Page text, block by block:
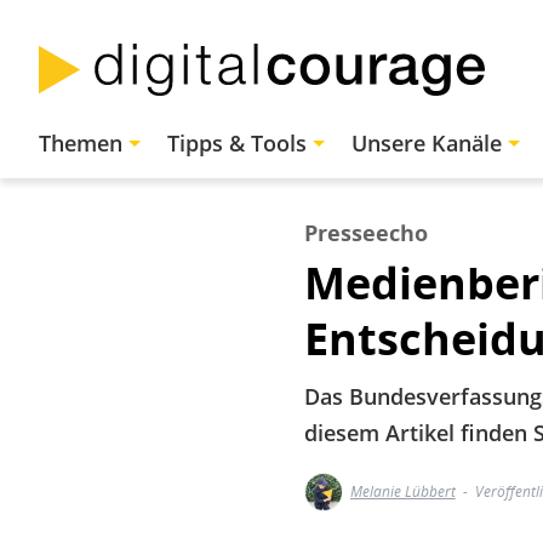
zum
Inhalt
Hauptnavigation
Themen Tipps & Tools Unsere Kanäle
Presseecho
Das
diesem Artikel finden
Melanie Lübbert